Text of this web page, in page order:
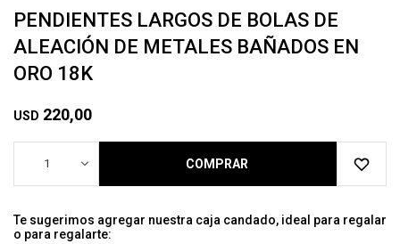
PENDIENTES LARGOS DE BOLAS DE
ALEACIÓN DE METALES BAÑADOS EN
ORO 18K
USD 220,00
1 COMPRAR
Te sugerimos agregar nuestra caja candado, ideal para regalar
o para regalarte: